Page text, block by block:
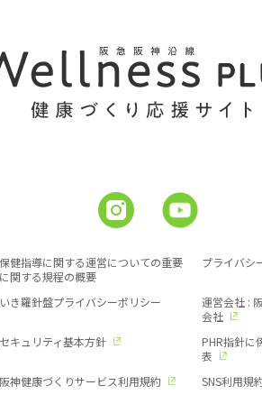
健指導に関する運営についての重要
関する規程の概要
プライバシ
き羅針盤プライバシーポリシー
運営会社 :
会社
キュリティ基本方針
PHR指針に
表
神健康づくりサービス利用規約
SNS利用規